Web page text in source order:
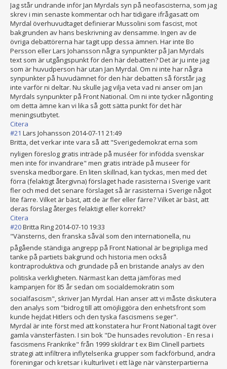
Jag står undrande inför Jan Myrdals syn på neofascisterna, som jag
skrev i min senaste kommentar och har tidigare ifrågasatt om
Myrdal överhuvudtaget definierar Mussolini som fascist, mot
bakgrunden av hans beskrivning av densamme. Ingen av de
övriga debattörerna har tagit upp dessa ämnen. Har inte Bo
Persson eller Lars Johansson några synpunkter på Jan Myrdals
text som är utgångspunkt för den här debatten? Det är ju inte jag
som är huvudperson här utan Jan Myrdal. Om ni inte har några
synpunkter på huvudämnet för den här debatten så förstår jag
inte varför ni deltar. Nu skulle jag vilja veta vad ni anser om Jan
Myrdals synpunkter på Front National. Om ni inte tycker någonting
om detta ämne kan vi lika så gott sätta punkt för det här
meningsutbytet.
Citera
#21 Lars Johansson 2014-07-11 21:49
Britta, det verkar inte vara så att "Sverigedemokrat erna som
nyligen föreslog gratis inträde på muséer för infödda svenskar
men inte för invandrare" men gratis inträde på museer för
svenska medborgare. En liten skillnad, kan tyckas, men med det
förra (felaktigt återgivna) förslaget hade rasisterna i Sverige varit
fler och med det senare förslaget så är rasisterna i Sverige något
lite färre. Vilket är bäst, att de är fler eller färre? Vilket är bäst, att
deras förslag återges felaktigt eller korrekt?
Citera
#20Britta Ring2014-07-10 19:33
"Vänsterns, den franska såväl som den internationella, nu
pågående ständiga angrepp på Front National är begripliga med
tanke på partiets bakgrund och historia men också
kontraproduktiva och grundade på en bristande analys av den
politiska verkligheten. Närmast kan detta jämföras med
kampanjen för 85 år sedan om socialdemokratin som
socialfascism", skriver Jan Myrdal. Han anser att vi måste diskutera
den analys som "bidrog till att omöjliggöra den enhetsfront som
kunde hejdat Hitlers och den tyska fascismens seger".
Myrdal är inte först med att konstatera hur Front National tagit över
gamla vänsterfästen. I sin bok "De hunsades revolution - En resa i
fascismens Frankrike" från 1999 skildrar t ex Bim Clinell partiets
strategi att infiltrera inflytelserika grupper som fackförbund, andra
föreningar och kretsar i kulturlivet i ett läge när vänsterpartierna